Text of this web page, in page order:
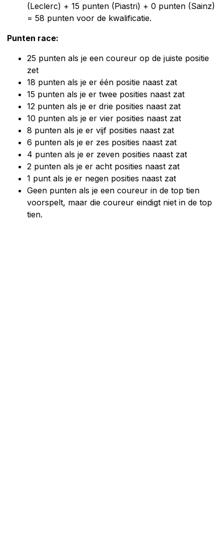
(Leclerc) + 15 punten (Piastri) + 0 punten (Sainz)
= 58 punten voor de kwalificatie.
Punten race:
25 punten als je een coureur op de juiste positie
zet
18 punten als je er één positie naast zat
15 punten als je er twee posities naast zat
12 punten als je er drie posities naast zat
10 punten als je er vier posities naast zat
8 punten als je er vijf posities naast zat
6 punten als je er zes posities naast zat
4 punten als je er zeven posities naast zat
2 punten als je er acht posities naast zat
1 punt als je er negen posities naast zat
Geen punten als je een coureur in de top tien
voorspelt, maar die coureur eindigt niet in de top
tien.